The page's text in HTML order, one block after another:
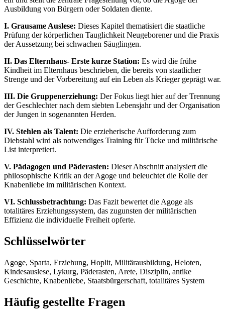
Ausbildung von Bürgern oder Soldaten diente.
I. Grausame Auslese: Dieses Kapitel thematisiert die staatliche
Prüfung der körperlichen Tauglichkeit Neugeborener und die Praxis
der Aussetzung bei schwachen Säuglingen.
II. Das Elternhaus- Erste kurze Station: Es wird die frühe
Kindheit im Elternhaus beschrieben, die bereits von staatlicher
Strenge und der Vorbereitung auf ein Leben als Krieger geprägt war.
III. Die Gruppenerziehung: Der Fokus liegt hier auf der Trennung
der Geschlechter nach dem siebten Lebensjahr und der Organisation
der Jungen in sogenannten Herden.
IV. Stehlen als Talent: Die erzieherische Aufforderung zum
Diebstahl wird als notwendiges Training für Tücke und militärische
List interpretiert.
V. Pädagogen und Päderasten: Dieser Abschnitt analysiert die
philosophische Kritik an der Agoge und beleuchtet die Rolle der
Knabenliebe im militärischen Kontext.
VI. Schlussbetrachtung: Das Fazit bewertet die Agoge als
totalitäres Erziehungssystem, das zugunsten der militärischen
Effizienz die individuelle Freiheit opferte.
Schlüsselwörter
Agoge, Sparta, Erziehung, Hoplit, Militärausbildung, Heloten,
Kindesauslese, Lykurg, Päderasten, Arete, Disziplin, antike
Geschichte, Knabenliebe, Staatsbürgerschaft, totalitäres System
Häufig gestellte Fragen